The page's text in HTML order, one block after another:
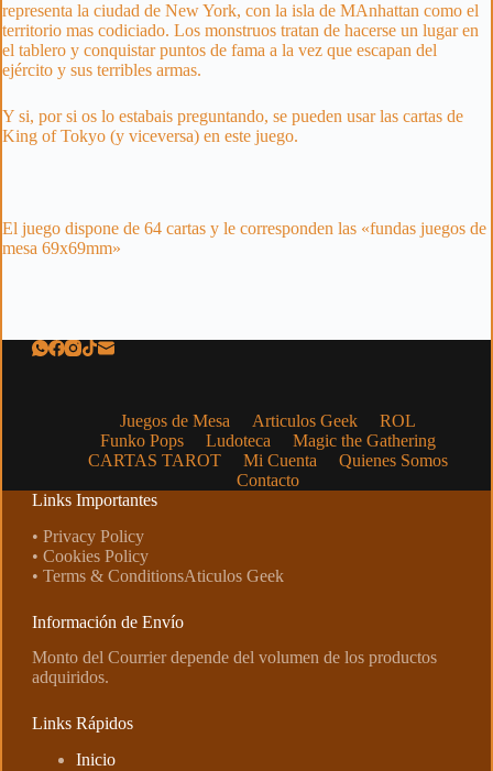
representa la ciudad de New York, con la isla de MAnhattan como el
territorio mas codiciado. Los monstruos tratan de hacerse un lugar en
el tablero y conquistar puntos de fama a la vez que escapan del
ejército y sus terribles armas.
Y si, por si os lo estabais preguntando, se pueden usar las cartas de
King of Tokyo (y viceversa) en este juego.
El juego dispone de 64 cartas y le corresponden las «fundas juegos de
mesa 69x69mm»
Juegos de Mesa Articulos Geek
ROL
Funko Pops
Ludoteca
Magic the Gathering
CARTAS TAROT
Mi Cuenta
Quienes Somos
Contacto
Links Importantes
• Privacy Policy
• Cookies Policy
• Terms & ConditionsAticulos Geek
Información de Envío
Monto del Courrier depende del volumen de los productos
adquiridos.
Links Rápidos
Inicio